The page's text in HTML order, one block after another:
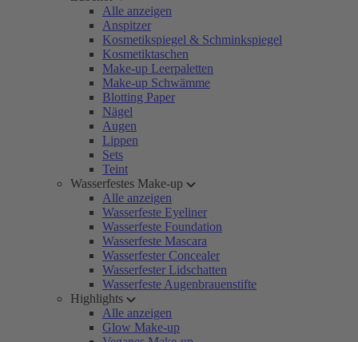
Alle anzeigen
Anspitzer
Kosmetikspiegel & Schminkspiegel
Kosmetiktaschen
Make-up Leerpaletten
Make-up Schwämme
Blotting Paper
Nägel
Augen
Lippen
Sets
Teint
Wasserfestes Make-up
Alle anzeigen
Wasserfeste Eyeliner
Wasserfeste Foundation
Wasserfeste Mascara
Wasserfester Concealer
Wasserfester Lidschatten
Wasserfeste Augenbrauenstifte
Highlights
Alle anzeigen
Glow Make-up